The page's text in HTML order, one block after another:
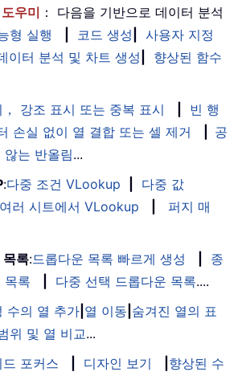
우미 ： 다음을 기반으로 데이터 분석
형 실행 코드 생성
사용자 지정
이터 분석 및 차트 생성
향상된 함수
， 강조 표시 또는 중복 표시
빈 행
손실 없이 열 결합 또는 셀 제거
공
않는 반올림...
:다중 조건 VLookup
다중 값
여러 시트에서 VLookup
퍼지 매
목록:드롭다운 목록 빠르게 생성
종
목록
다중 선택 드롭다운 목록....
수의 열 추가 열 이동 숨겨진 열의 표
위 및 열 비교...
드 포커스 디자인 보기
향상된 수